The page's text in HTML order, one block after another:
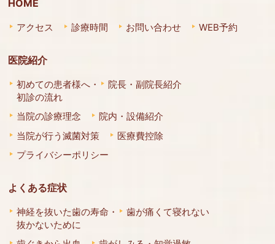
HOME
アクセス 診療時間 お問い合わせ WEB予約
医院紹介
初めての患者様へ・
初診の流れ
院長・副院長紹介
当院の診療理念
院内・設備紹介
当院が行う滅菌対策
医療費控除
プライバシーポリシー
よくある症状
神経を抜いた歯の寿命・
抜かないために
歯が痛くて寝れない